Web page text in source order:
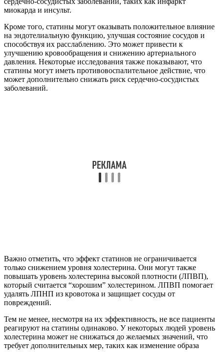
миокарда и инсульт.
Кроме того, статины могут оказывать положительное влияние
на эндотелиальную функцию, улучшая состояние сосудов и
способствуя их расслаблению. Это может привести к
улучшению кровообращения и снижению артериального
давления. Некоторые исследования также показывают, что
статины могут иметь противовоспалительное действие, что
может дополнительно снижать риск сердечно-сосудистых
заболеваний.
Важно отметить, что эффект статинов не ограничивается
только снижением уровня холестерина. Они могут также
повышать уровень холестерина высокой плотности (ЛПВП),
который считается “хорошим” холестерином. ЛПВП помогает
удалять ЛПНП из кровотока и защищает сосуды от
повреждений.
Тем не менее, несмотря на их эффективность, не все пациенты
реагируют на статины одинаково. У некоторых людей уровень
холестерина может не снижаться до желаемых значений, что
требует дополнительных мер, таких как изменение образа